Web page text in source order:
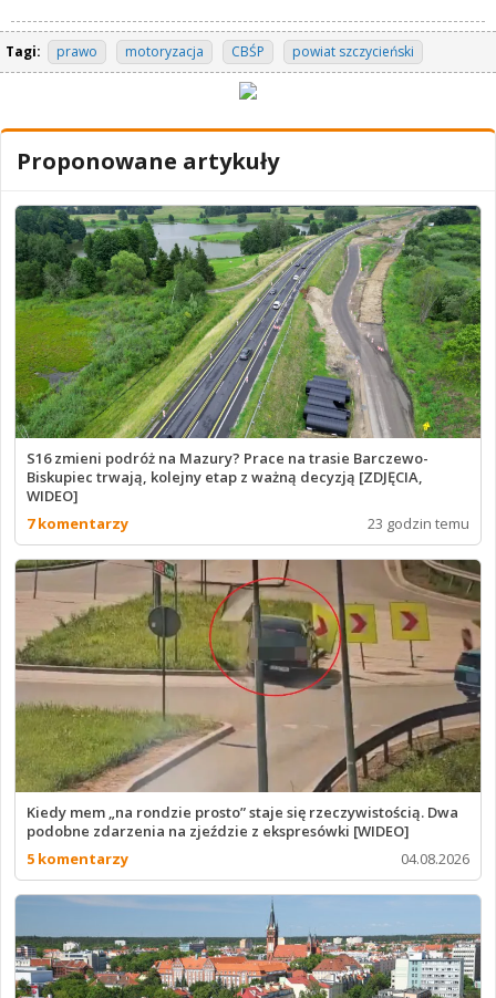
Tagi: prawo motoryzacja CBŚP powiat szczycieński
Proponowane artykuły
S16 zmieni podróż na Mazury? Prace na trasie Barczewo-
Biskupiec trwają, kolejny etap z ważną decyzją [ZDJĘCIA,
WIDEO]
7 komentarzy
23 godzin temu
Kiedy mem „na rondzie prosto” staje się rzeczywistością. Dwa
podobne zdarzenia na zjeździe z ekspresówki [WIDEO]
5 komentarzy
04.08.2026